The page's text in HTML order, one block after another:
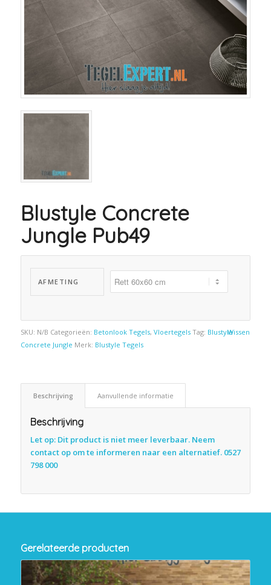
Blustyle Concrete
Jungle Pub49
AFMETING
Wissen
SKU: N/B Categorieën: Betonlook Tegels, Vloertegels Tag: Blustyle
Concrete Jungle Merk: Blustyle Tegels
Beschrijving Aanvullende informatie
Beschrijving
Let op: Dit product is niet meer leverbaar. Neem
contact op om te informeren naar een alternatief. 0527
798 000
Gerelateerde producten